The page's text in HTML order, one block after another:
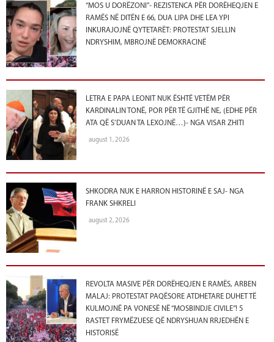
“MOS U DORËZONI”- REZISTENCA PËR DORËHEQJEN E
RAMËS NË DITËN E 66, DUA LIPA DHE LEA YPI
INKURAJOJNË QYTETARËT: PROTESTAT SJELLIN
NDRYSHIM, MBROJNË DEMOKRACINË
LETRA E PAPA LEONIT NUK ËSHTË VETËM PËR
KARDINALIN TONË, POR PËR TË GJITHË NE, (EDHE PËR
ATA QË S’DUAN TA LEXOJNË…)- NGA VISAR ZHITI
august 1, 2026
SHKODRA NUK E HARRON HISTORINË E SAJ- NGA
FRANK SHKRELI
august 2, 2026
REVOLTA MASIVE PËR DORËHEQJEN E RAMËS, ARBEN
MALAJ: PROTESTAT PAQËSORE ATDHETARE DUHET TË
KULMOJNË PA VONESË NË “MOSBINDJE CIVILE”! 5
RASTET FRYMËZUESE QË NDRYSHUAN RRJEDHËN E
HISTORISË